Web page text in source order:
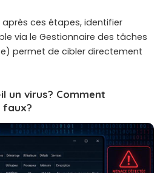
ces étapes, identifier
via le Gestionnaire des tâches
permet de cibler directement
un virus? Comment
faux?